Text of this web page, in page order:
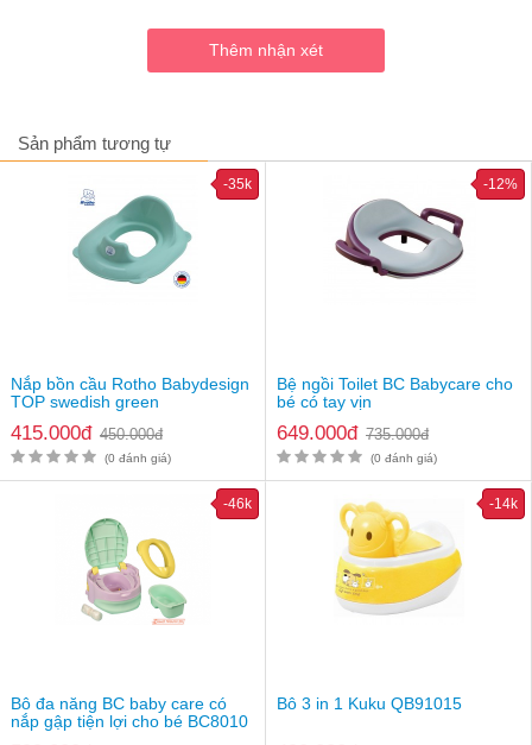
Rất dễ vệ sinh sạch sẽ
- Phù hợp với hầu hết các loại bồn cầu thông dụng hiện nay.
- Kết cấu chắc chắn, không gây trơn trượt.
Kích thước của sản phẩm
Sản phẩm tương tự
Nắp bồn cầu Rotho Babydesign
TOP swedish green
415.000đ 450.000đ
-35k
(0 đánh giá)
Bệ ngồi Toilet BC Babycare cho
bé có tay vịn
649.000đ 735.000đ
-12%
(0 đánh giá)
Bô đa năng BC baby care có
nắp gập tiện lợi cho bé BC8010
-46k
Bô 3 in 1 Kuku QB91015
-14k